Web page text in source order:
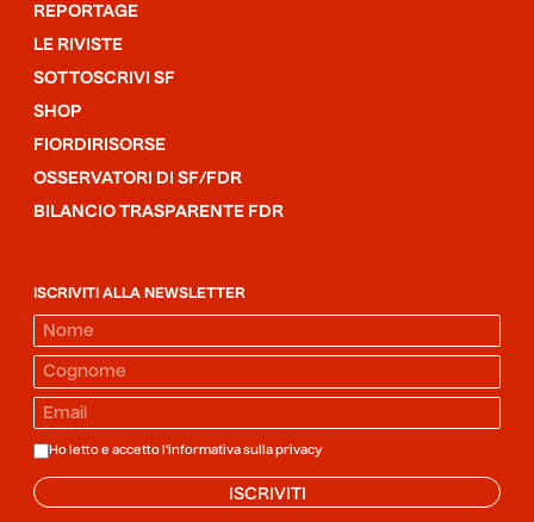
REPORTAGE
LE RIVISTE
SOTTOSCRIVI SF
SHOP
FIORDIRISORSE
OSSERVATORI DI SF/FDR
BILANCIO TRASPARENTE FDR
ISCRIVITI ALLA NEWSLETTER
Ho letto e accetto l'informativa sulla privacy
ISCRIVITI